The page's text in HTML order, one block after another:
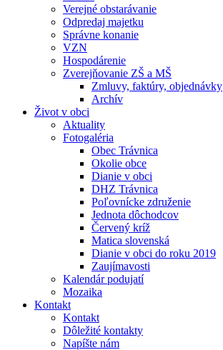
Verejné obstarávanie
Odpredaj majetku
Správne konanie
VZN
Hospodárenie
Zverejňovanie ZŠ a MŠ
Zmluvy, faktúry, objednávky
Archív
Život v obci
Aktuality
Fotogaléria
Obec Trávnica
Okolie obce
Dianie v obci
DHZ Trávnica
Poľovnícke združenie
Jednota dôchodcov
Červený kríž
Matica slovenská
Dianie v obci do roku 2019
Zaujímavosti
Kalendár podujatí
Mozaika
Kontakt
Kontakt
Dôležité kontakty
Napíšte nám